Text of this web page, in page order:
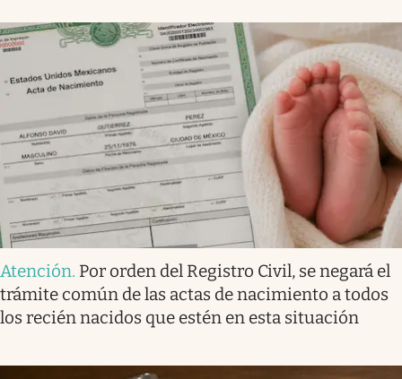
Atención. Por orden del Registro Civil, se negará el
trámite común de las actas de nacimiento a todos
los recién nacidos que estén en esta situación